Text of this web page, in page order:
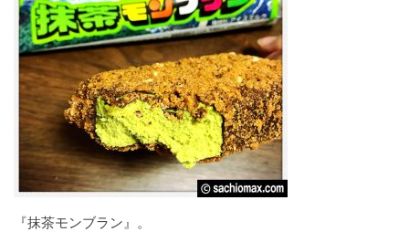
『抹茶モンブラン』。